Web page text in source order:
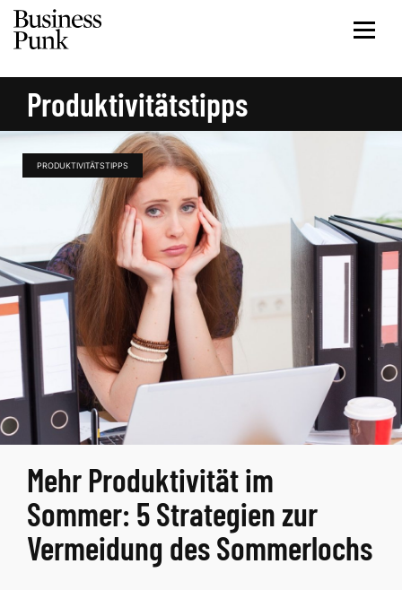
Produktivitätstipps
PRODUKTIVITÄTSTIPPS
Mehr Produktivität im
Sommer: 5 Strategien zur
Vermeidung des Sommerlochs